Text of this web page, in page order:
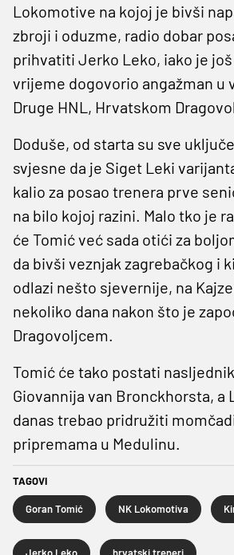
Lokomotive na kojoj je bivši
zbroji i oduzme, radio dobar
prihvatiti Jerko Leko, iako je
vrijeme dogovorio angažman u
Druge HNL, Hrvatskom
Doduše, od starta su sve
svjesne da je Siget Leki
kalio za posao trenera prve
na bilo kojoj razini. Malo tko je
će Tomić već sada otići za
da bivši veznjak zagrebačkog i
odlazi nešto sjevernije, na
nekoliko dana nakon što je
Dragovoljcem.
Tomić će tako postati
Giovannija van Bronckhorsta, a
danas trebao pridružiti
pripremama u Medulinu.
TAGOVI
Goran Tomić NK Lokomotiva